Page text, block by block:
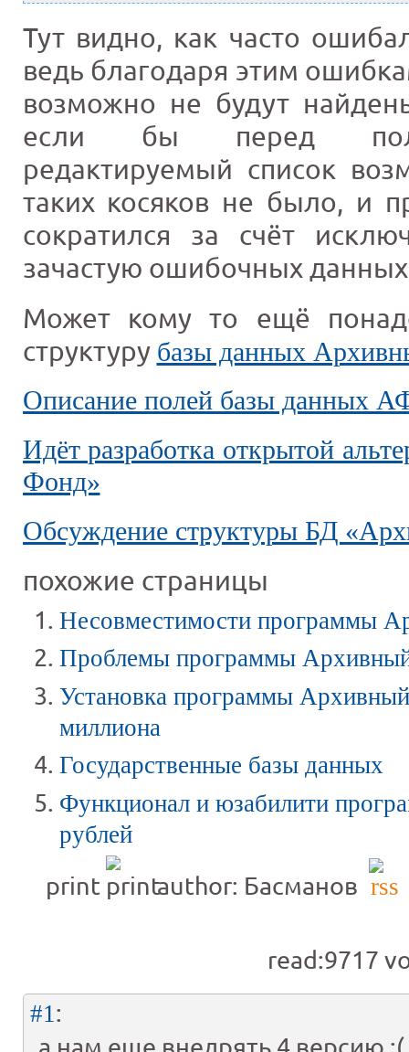
Тут видно, как часто
ведь благодаря этим
возможно не будут
если бы перед
редактируемый список
таких косяков не было, и
сократился за счёт
зачастую ошибочных данных
Может кому то ещё
структуру базы данных
Описание полей базы данных
Идёт разработка открытой
Фонд»
Обсуждение структуры БД
похожие страницы
Несовместимости программы
Проблемы программы
Установка программы
миллиона
Государственные базы данных
Функционал и юзабилити
рублей
print author: Басманов
read:9717
#1: